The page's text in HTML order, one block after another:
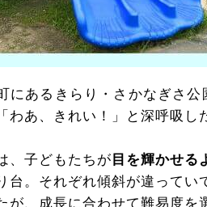
にあるきらり・さかなぎさ
わあ、きれい！」と深呼吸し
、子どもたちが 目を輝かせる
台。それぞれ傾斜が違ってい
が、成長に合わせて難易度を